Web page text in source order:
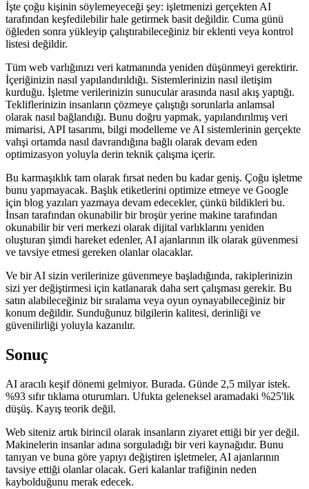
İşte çoğu kişinin söylemeyeceği şey: işletmenizi gerçekten AI
tarafından keşfedilebilir hale getirmek basit değildir. Cuma günü
öğleden sonra yükleyip çalıştırabileceğiniz bir eklenti veya kontrol
listesi değildir.
Tüm web varlığınızı veri katmanında yeniden düşünmeyi gerektirir.
İçeriğinizin nasıl yapılandırıldığı. Sistemlerinizin nasıl iletişim
kurduğu. İşletme verilerinizin sunucular arasında nasıl akış yaptığı.
Tekliflerinizin insanların çözmeye çalıştığı sorunlarla anlamsal
olarak nasıl bağlandığı. Bunu doğru yapmak, yapılandırılmış veri
mimarisi, API tasarımı, bilgi modelleme ve AI sistemlerinin gerçekte
vahşi ortamda nasıl davrandığına bağlı olarak devam eden
optimizasyon yoluyla derin teknik çalışma içerir.
Bu karmaşıklık tam olarak fırsat neden bu kadar geniş. Çoğu işletme
bunu yapmayacak. Başlık etiketlerini optimize etmeye ve Google
için blog yazıları yazmaya devam edecekler, çünkü bildikleri bu.
İnsan tarafından okunabilir bir broşür yerine makine tarafından
okunabilir bir veri merkezi olarak dijital varlıklarını yeniden
oluşturan şimdi hareket edenler, AI ajanlarının ilk olarak güvenmesi
ve tavsiye etmesi gereken olanlar olacaklar.
Ve bir AI sizin verilerinize güvenmeye başladığında, rakiplerinizin
sizi yer değiştirmesi için katlanarak daha sert çalışması gerekir. Bu
satın alabileceğiniz bir sıralama veya oyun oynayabileceğiniz bir
konum değildir. Sunduğunuz bilgilerin kalitesi, derinliği ve
güvenilirliği yoluyla kazanılır.
Sonuç
AI aracılı keşif dönemi gelmiyor. Burada. Günde 2,5 milyar istek.
%93 sıfır tıklama oturumları. Ufukta geleneksel aramadaki %25'lik
düşüş. Kayış teorik değil.
Web siteniz artık birincil olarak insanların ziyaret ettiği bir yer değil.
Makinelerin insanlar adına sorguladığı bir veri kaynağıdır. Bunu
tanıyan ve buna göre yapıyı değiştiren işletmeler, AI ajanlarının
tavsiye ettiği olanlar olacak. Geri kalanlar trafiğinin neden
kaybolduğunu merak edecek.